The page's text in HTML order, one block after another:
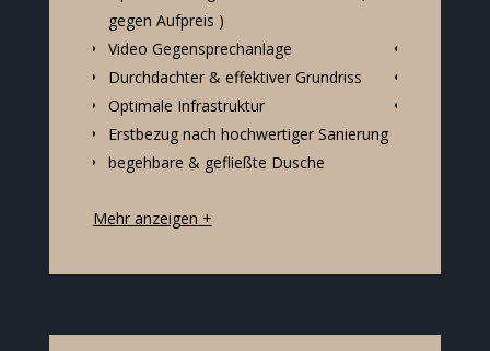
gegen Aufpreis )
Video Gegensprechanlage
Durchdachter & effektiver Grundriss
Optimale Infrastruktur
Erstbezug nach hochwertiger Sanierung
begehbare & gefließte Dusche
Mehr anzeigen +